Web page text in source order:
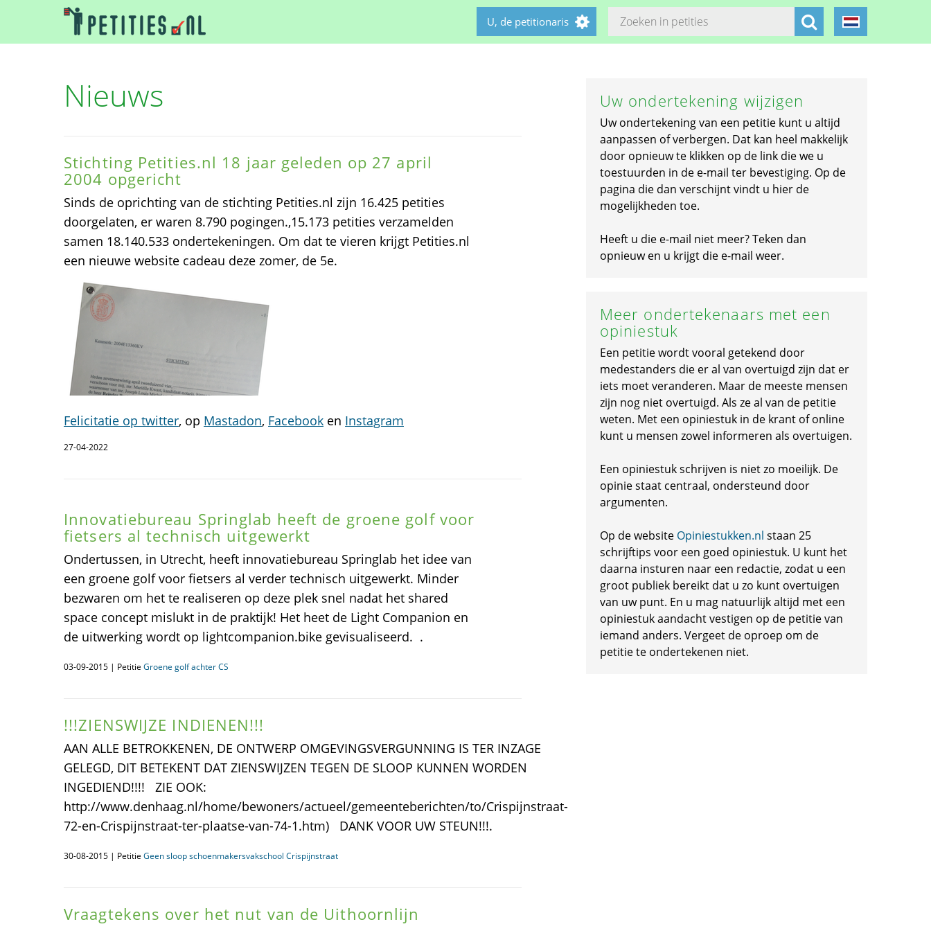
U, de petitionaris
Nieuws
Stichting Petities.nl 18 jaar geleden op 27 april
2004 opgericht
Sinds de oprichting van de stichting Petities.nl zijn 16.425 petities
doorgelaten, er waren 8.790 pogingen.,15.173 petities verzamelden
samen 18.140.533 ondertekeningen. Om dat te vieren krijgt Petities.nl
een nieuwe website cadeau deze zomer, de 5e.
Felicitatie op twitter, op Mastadon, Facebook en Instagram
27-04-2022
Innovatiebureau Springlab heeft de groene golf voor
fietsers al technisch uitgewerkt
Ondertussen, in Utrecht, heeft innovatiebureau Springlab het idee van
een groene golf voor fietsers al verder technisch uitgewerkt. Minder
bezwaren om het te realiseren op deze plek snel nadat het shared
space concept mislukt in de praktijk! Het heet de Light Companion en
de uitwerking wordt op lightcompanion.bike gevisualiseerd. .
03-09-2015 | Petitie Groene golf achter CS
!!!ZIENSWIJZE INDIENEN!!!
AAN ALLE BETROKKENEN, DE ONTWERP OMGEVINGSVERGUNNING IS TER INZAGE
GELEGD, DIT BETEKENT DAT ZIENSWIJZEN TEGEN DE SLOOP KUNNEN WORDEN
INGEDIEND!!!! ZIE OOK:
http://www.denhaag.nl/home/bewoners/actueel/gemeenteberichten/to/Crispijnstraat-
72-en-Crispijnstraat-ter-plaatse-van-74-1.htm) DANK VOOR UW STEUN!!!.
30-08-2015 | Petitie Geen sloop schoenmakersvakschool Crispijnstraat
Vraagtekens over het nut van de Uithoornlijn
Uw ondertekening wijzigen
Uw ondertekening van een petitie kunt u altijd
aanpassen of verbergen. Dat kan heel makkelijk
door opnieuw te klikken op de link die we u
toestuurden in de e-mail ter bevestiging. Op de
pagina die dan verschijnt vindt u hier de
mogelijkheden toe.
Heeft u die e-mail niet meer? Teken dan
opnieuw en u krijgt die e-mail weer.
Meer ondertekenaars met een
opiniestuk
Een petitie wordt vooral getekend door
medestanders die er al van overtuigd zijn dat er
iets moet veranderen. Maar de meeste mensen
zijn nog niet overtuigd. Als ze al van de petitie
weten. Met een opiniestuk in de krant of online
kunt u mensen zowel informeren als overtuigen.
Een opiniestuk schrijven is niet zo moeilijk. De
opinie staat centraal, ondersteund door
argumenten.
Op de website Opiniestukken.nl staan 25
schrijftips voor een goed opiniestuk. U kunt het
daarna insturen naar een redactie, zodat u een
groot publiek bereikt dat u zo kunt overtuigen
van uw punt. En u mag natuurlijk altijd met een
opiniestuk aandacht vestigen op de petitie van
iemand anders. Vergeet de oproep om de
petitie te ondertekenen niet.